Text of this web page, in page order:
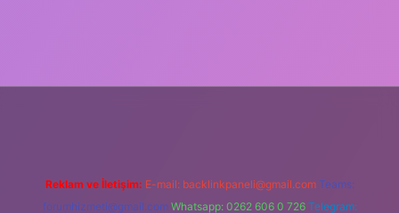
Reklam ve İletişim: E-mail: backlinkpaneli@gmail.com Teams:
forumhizmeti@gmail.com Whatsapp: 0262 606 0 726 Telegram: